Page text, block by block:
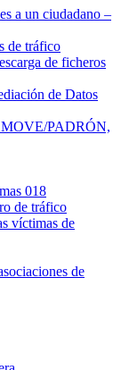
a un ciudadano –
de tráfico
de ficheros
de Datos
MOVE/PADRÓN,
018
de tráfico
víctimas de
de